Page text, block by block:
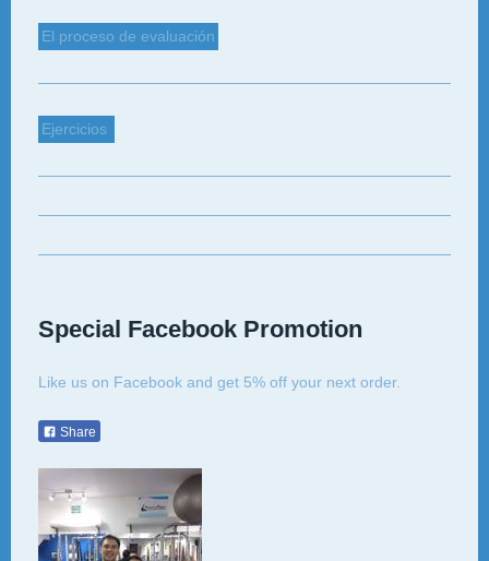
El proceso de evaluación
Ejercicios
Special Facebook Promotion
Like us on Facebook and get 5% off your next order.
Share